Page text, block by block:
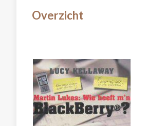
Overzicht